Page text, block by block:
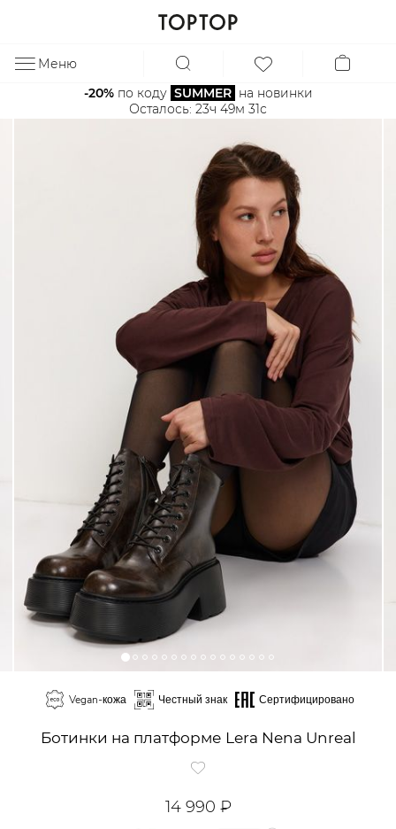
Меню
-20% по коду SUMMER на новинки
Осталось: 23ч 49м 31с
Vegan-кожа Честный знак Сертифицировано
Ботинки на платформе Lera Nena Unreal
14 990 ₽